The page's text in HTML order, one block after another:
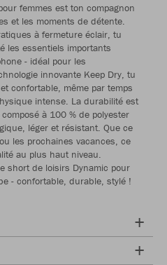
femmes est ton compagnon
et les moments de détente.
à fermeture éclair, tu
les essentiels importants
- idéal pour les
innovante Keep Dry, tu
confortable, même par temps
intense. La durabilité est
à 100 % de polyester
léger et résistant. Que ce
les prochaines vacances, ce
au plus haut niveau.
short de loisirs Dynamic pour
- confortable, durable, stylé !